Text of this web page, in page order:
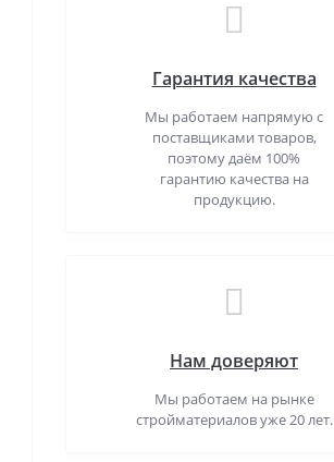
Гарантия качества
Мы работаем напрямую с
поставщиками товаров,
поэтому даём 100%
гарантию качества на
продукцию.
Нам доверяют
Мы работаем на рынке
стройматериалов уже 20 лет.